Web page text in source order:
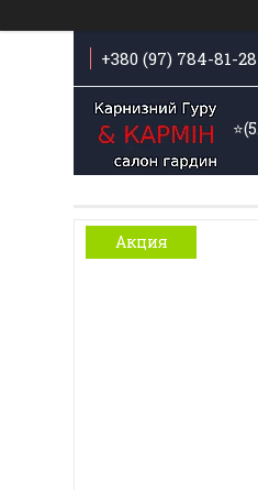
+380 (97) 784-81-28
Акция